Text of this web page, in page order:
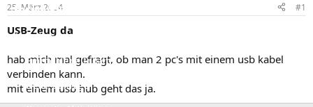
Forum
Aktuelles
Empfohlene Inhalte
Neue Beiträge
e
r
t
a
25. März 2004 #1
USB-Zeug da
hab mich mal gefragt, ob man 2 pc's mit einem usb kabel
verbinden kann.
mit einem usb hub geht das ja.